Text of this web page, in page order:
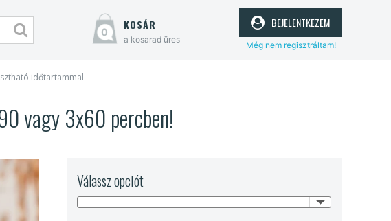
0 kosár
a kosarad üres
bejelentkezem
Még nem regisztráltam!
időtartammal
vagy 3x60 percben!
Válassz opciót